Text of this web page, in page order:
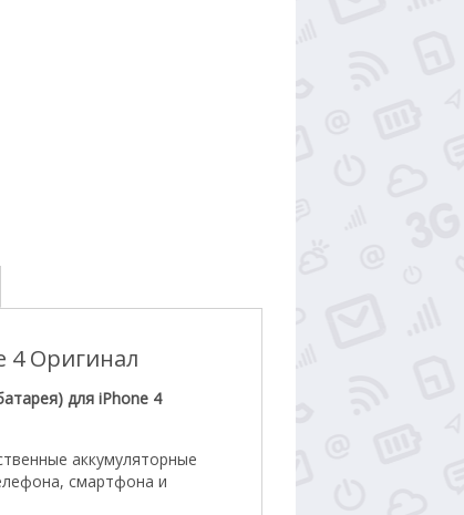
4 Оригинал
для iPhone 4
аккумуляторные
смартфона и